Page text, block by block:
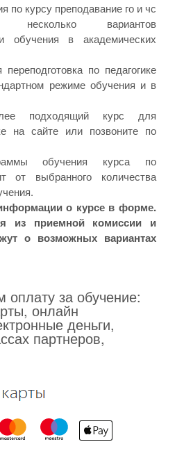
по курсу преподавание го и чс
вариантов
обучения в академических
по педагогике
режиме обучения и в
подходящий курс для
на сайте или позвоните по
обучения курса по
от выбранного количества
о курсе в форме.
из приемной комиссии и
о возможных вариантах
за обучение:
онлайн
деньги,
партнеров,